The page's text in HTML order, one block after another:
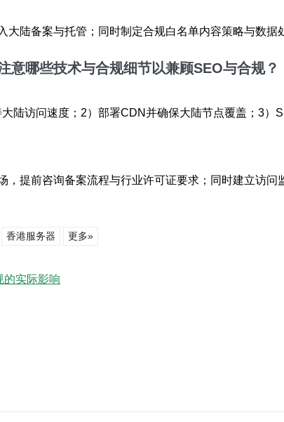
陆备案与托管；同时制定合规白名单内容策略与数据
意哪些技术与合规细节以兼顾SEO与合规？
陆访问速度；2）部署CDN并确保大陆节点覆盖；3）
提前咨询备案流程与行业许可证要求；同时建立访问
香港服务器 更多»
的实际影响